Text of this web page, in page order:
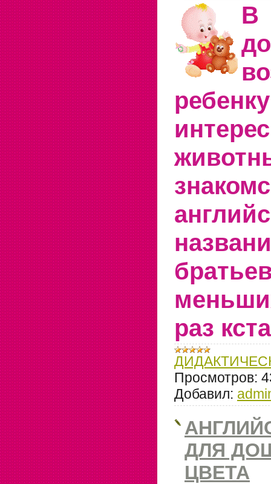
В
раз
Просмотров:
Добавил:
ДЛЯ
ЦВЕТА